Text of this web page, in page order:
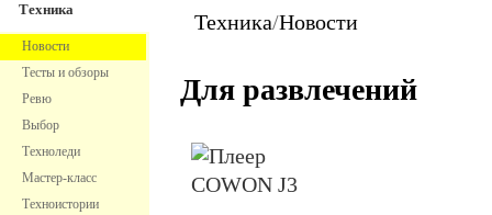
Техника
Новости
Тесты и обзоры
Ревю
Выбор
Техноледи
Мастер-класс
Техноистории
Техника/Новости
Для развлечений